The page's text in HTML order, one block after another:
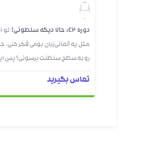
دوره C2: حالا دیگه سلطونی!
تو
مثل یه آلمانی‌زبان بومی فکر کنی،
رو به سطح سلطنت برسونی؟ پس
تماس بگیرید